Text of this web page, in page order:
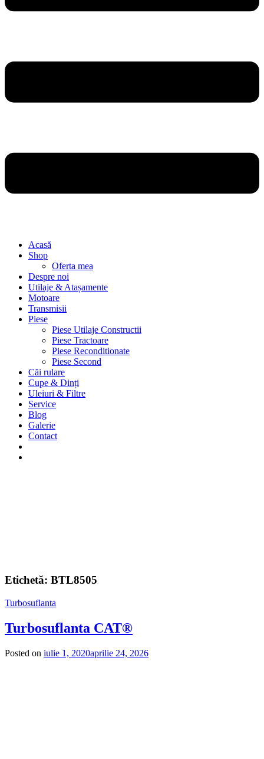
Acasă
Shop
Oferta mea
Despre noi
Utilaje & Atașamente
Motoare
Transmisii
Piese
Piese Utilaje Constructii
Piese Tractoare
Piese Reconditionate
Piese Second
Căi rulare
Cupe & Dinți
Uleiuri & Filtre
Service
Blog
Galerie
Contact
Etichetă: BTL8505
Turbosuflanta
Turbosuflanta CAT®
Posted on iulie 1, 2020aprilie 24, 2026